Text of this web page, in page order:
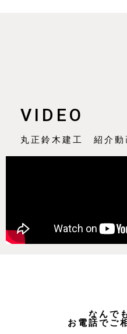
VIDEO
丸正鈴木建工 紹介動
なんで
お電話でご